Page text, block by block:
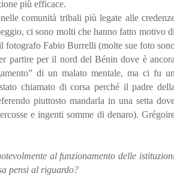
più efficace.
comunità tribali più legate alle
ci sono molti che hanno fatto motivo di
fotografo Fabio Burrelli (molte sue foto
partire per il nord del Bénin dove è ancora
di un malato mentale, ma ci fu un
chiamato di corsa perché il padre della
piuttosto mandarla in una setta
e ingenti somme di denaro).
al funzionamento delle
pensi al riguardo?